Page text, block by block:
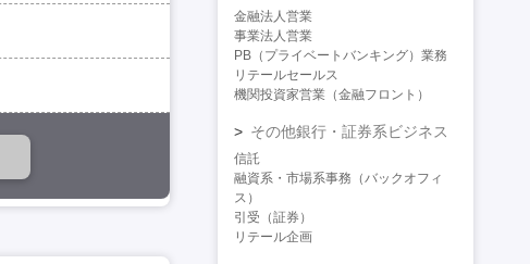
金融法人営業
事業法人営業
PB（プライベートバンキング）業務
リテールセールス
機関投資家営業（金融フロント）
その他銀行・証券系ビジネス
信託
融資系・市場系事務（バックオフィ
ス）
引受（証券）
リテール企画